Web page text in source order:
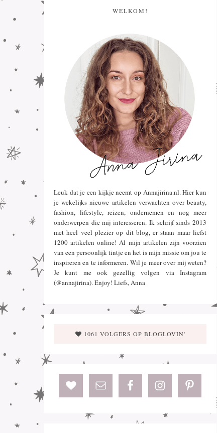
WELKOM!
Leuk dat je een kijkje neemt op Annajirina.nl. Hier kun
je wekelijks nieuwe artikelen verwachten over beauty,
fashion, lifestyle, reizen, ondernemen en nog meer
onderwerpen die mij interesseren. Ik schrijf sinds 2013
met heel veel plezier op dit blog, er staan maar liefst
1200 artikelen online! Al mijn artikelen zijn voorzien
van een persoonlijk tintje en het is mijn missie om jou te
inspireren en te informeren. Wil je meer over mij weten?
Je kunt me ook gezellig volgen via Instagram
(@annajirina). Enjoy! Liefs, Anna
1061 VOLGERS OP BLOGLOVIN'